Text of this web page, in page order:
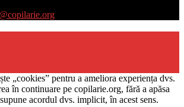
„cookies” pentru a ameliora experiența dvs.
în continuare pe copilarie.org, fără a apăsa
acordul dvs. implicit, în acest sens.